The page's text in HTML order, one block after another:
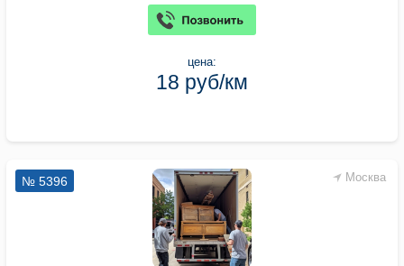
цена:
18 руб/км
Москва
№ 5396